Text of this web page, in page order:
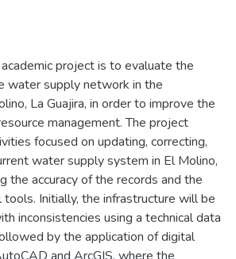
project is to evaluate the
water supply network in the
La Guajira, in order to improve the
management. The project
focused on updating, correcting,
water supply system in El Molino,
the accuracy of the records and the
Initially, the infrastructure will be
inconsistencies using a technical data
by the application of digital